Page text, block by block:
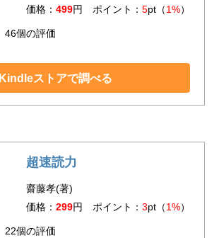
価格： 499円 ポイント： 5pt（1%）
46個の評価
Kindleストアで調べる
超速読力
齋藤孝(著)
価格： 299円 ポイント： 3pt（1%）
22個の評価